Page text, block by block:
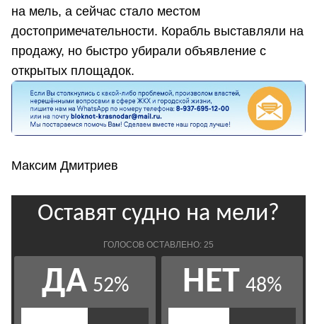
на мель, а сейчас стало местом
достопримечательности. Корабль выставляли на
продажу, но быстро убирали объявление с
открытых площадок.
Максим Дмитриев